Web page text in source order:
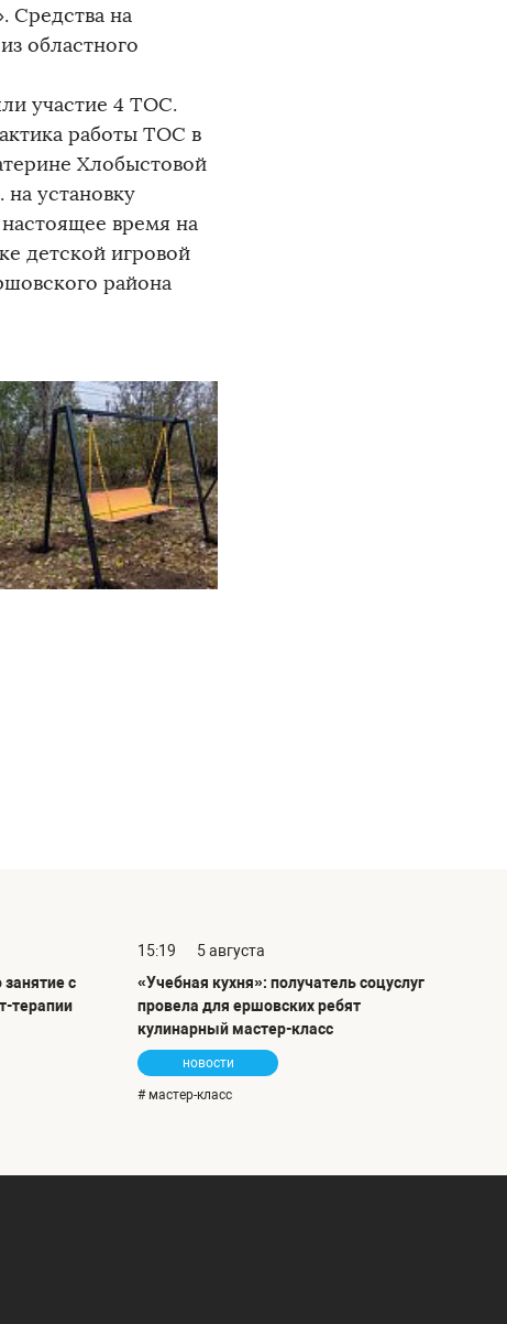
Средства на
областного
участие 4 ТОС.
работы ТОС в
Хлобыстовой
установку
время на
детской игровой
района
с
терапии
15:19
5 августа
«Учебная кухня»: получатель соцуслуг
провела для ершовских ребят
кулинарный мастер-класс
новости
# мастер-класс